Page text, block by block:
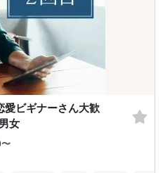
ビギナーさん大歓
女